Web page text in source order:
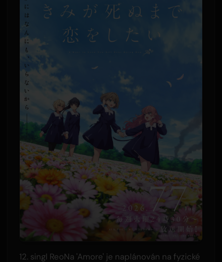
12. singl ReoNa 'Amore' je naplánován na fyzické